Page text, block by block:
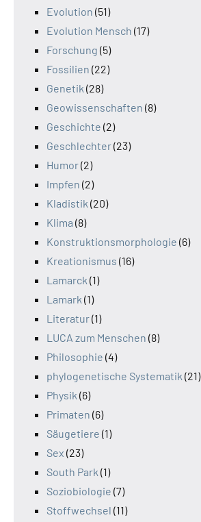
Evolution (51)
Evolution Mensch (17)
Forschung (5)
Fossilien (22)
Genetik (28)
Geowissenschaften (8)
Geschichte (2)
Geschlechter(23)
Humor(2)
Impfen (2)
Kladistik (20)
Klima (8)
Konstruktionsmorphologie (6)
Kreationismus (16)
Lamarck (1)
Lamark (1)
Literatur(1)
LUCA zum Menschen (8)
Philosophie (4)
phylogenetische Systematik (21)
Physik (6)
Primaten (6)
Säugetiere (1)
Sex (23)
South Park (1)
Soziobiologie (7)
Stoffwechsel (11)